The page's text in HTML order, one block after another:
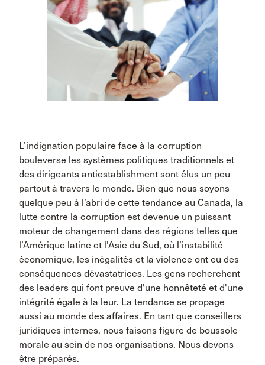
L’indignation populaire face à la corruption
bouleverse les systèmes politiques traditionnels et
des dirigeants antiestablishment sont élus un peu
partout à travers le monde. Bien que nous soyons
quelque peu à l’abri de cette tendance au Canada, la
lutte contre la corruption est devenue un puissant
moteur de changement dans des régions telles que
l’Amérique latine et l’Asie du Sud, où l’instabilité
économique, les inégalités et la violence ont eu des
conséquences dévastatrices. Les gens recherchent
des leaders qui font preuve d'une honnêteté et d'une
intégrité égale à la leur. La tendance se propage
aussi au monde des affaires. En tant que conseillers
juridiques internes, nous faisons figure de boussole
morale au sein de nos organisations. Nous devons
être préparés.